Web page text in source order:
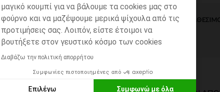
μαγικό κουμπί για να βάλουμε τα cookies μας στο
φούρνο και να μαζέψουμε μερικά ψίχουλα από τις
προτιμήσεις σας. Λοιπόν, είστε έτοιμοι να
βουτήξετε στον γευστικό κόσμο των cookies
Διαβάζω την πολιτική απορρήτου
Συμφωνίες πιστοποιημένες από
Επιλέγω Συμφωνώ με όλα
ΆΜΕΣΗ